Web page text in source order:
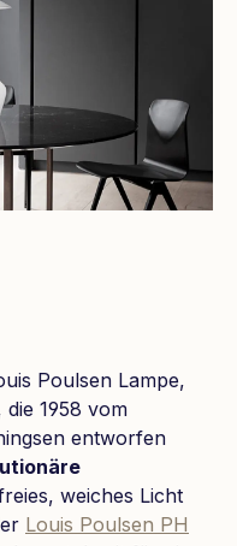
Poulsen Lampe,
die 1958 vom
entworfen
weiches Licht
Louis Poulsen PH